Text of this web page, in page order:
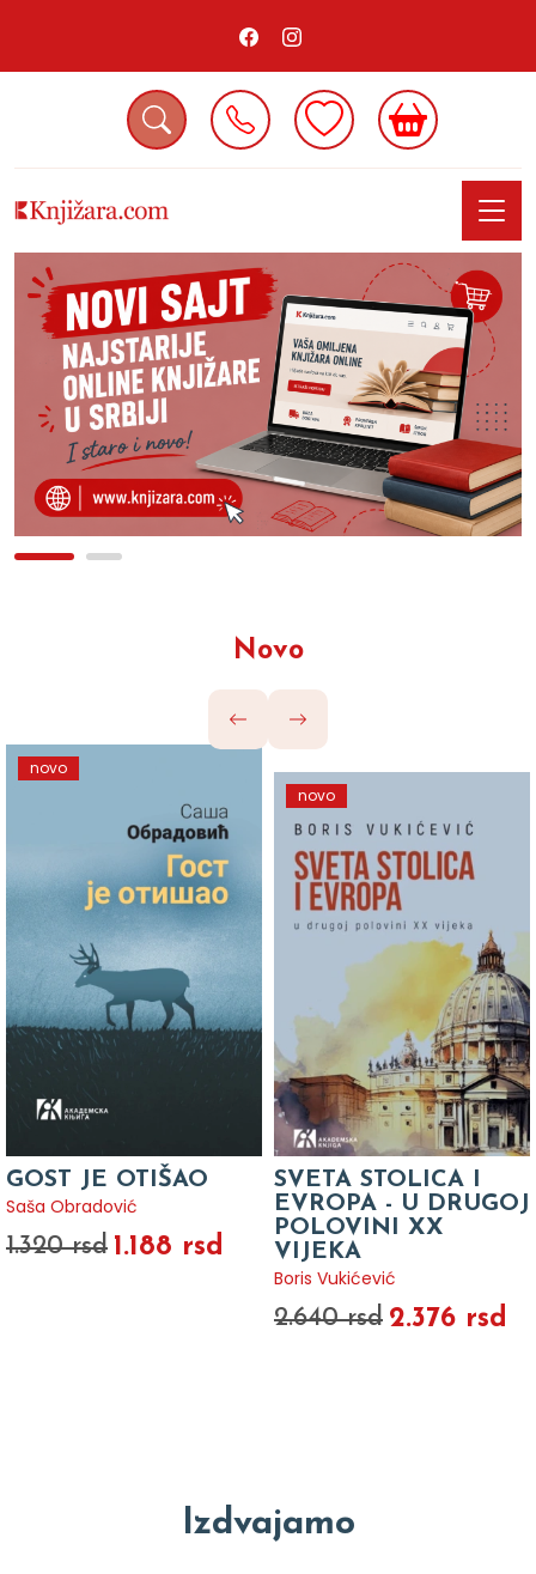
Novo
novo
GOST JE OTIŠAO
Saša Obradović
1.320 rsd 1.188 rsd
novo
SVETA STOLICA I
EVROPA - U DRUGOJ
POLOVINI XX
VIJEKA
Boris Vukićević
2.640 rsd 2.376 rsd
Izdvajamo